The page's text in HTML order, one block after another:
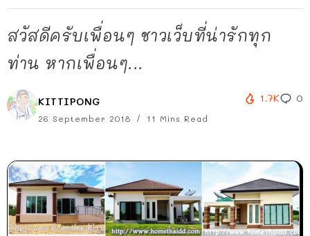
สวัสดีครับเพื่อนๆ ชาวเว็บที่น่ารักทุก
ท่าน หากเพื่อนๆ...
KITTIPONG
26 September 2018 11 Mins Read
1.7K 0